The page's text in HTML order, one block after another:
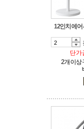
단가
2개 이상